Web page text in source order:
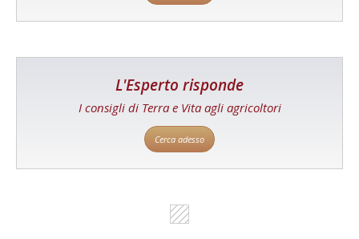
L'Esperto risponde
I consigli di Terra e Vita agli agricoltori
Cerca adesso